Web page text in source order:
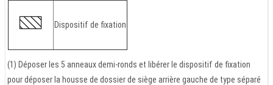
Dispositif de fixation
(1) Déposer les 5 anneaux demi-ronds et libérer le dispositif de fixation
pour déposer la housse de dossier de siège arrière gauche de type séparé